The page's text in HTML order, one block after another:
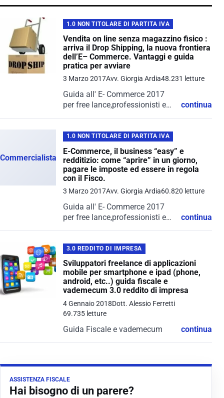
1.0 NON TITOLARE DI PARTITA IVA
Vendita on line senza magazzino fisico :
arriva il Drop Shipping, la nuova frontiera
dell’E– Commerce. Vantaggi e guida
pratica per avviare
3 Marzo 2017Avv. Giorgia Ardia48.231 letture
Guida all' E- Commerce 2017
per free lance,professionisti e
continua
Commercialista.it
1.0 NON TITOLARE DI PARTITA IVA
E-Commerce, il business “easy” e
redditizio: come “aprire” in un giorno,
pagare le imposte ed essere in regola
con il Fisco.
3 Marzo 2017Avv. Giorgia Ardia60.820 letture
Guida all' E- Commerce 2017
per free lance,professionisti e
continua
3.0 REDDITO DI IMPRESA
Sviluppatori freelance di applicazioni
mobile per smartphone e ipad (phone,
android, etc..) guida fiscale e
vademecum 3.0 reddito di impresa
4 Gennaio 2018Dott. Alessio Ferretti
69.735 letture
Guida Fiscale e vademecum continua
ASSISTENZA FISCALE
Hai bisogno di un parere?